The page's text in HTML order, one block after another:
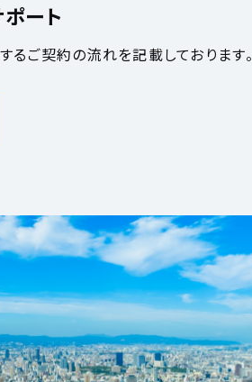
ート
るご契約の流れを記載しております。